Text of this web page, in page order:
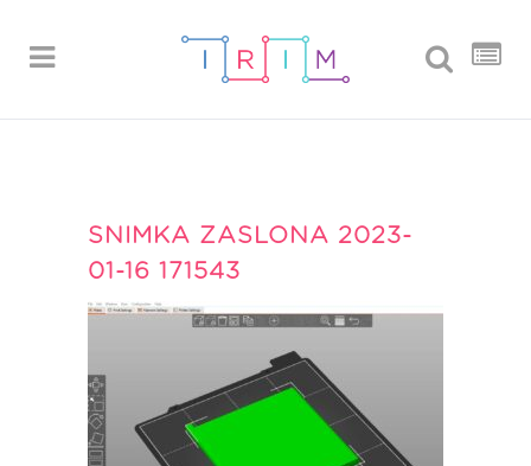
SNIMKA ZASLONA 2023-
01-16 171543